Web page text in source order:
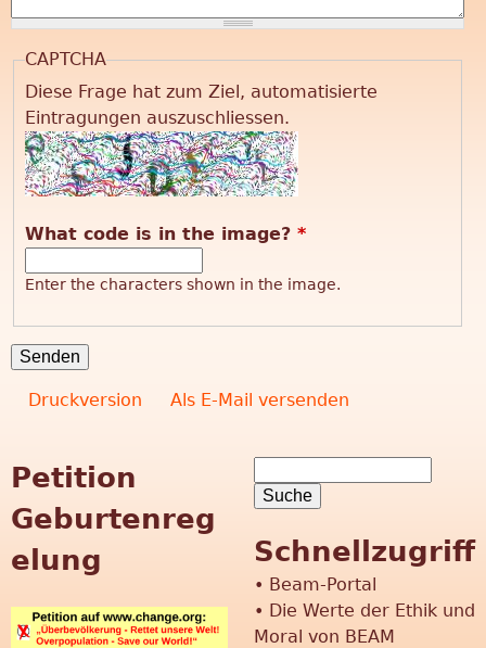
V
e
r
ä
n
d
e
n
g
"
CAPTCHA
Diese Frage hat zum Ziel, automatisierte
Eintragungen auszuschliessen.
What code is in the image? *
Enter the characters shown in the image.
Druckversion Als E-Mail versenden
Petition
Geburtenreg
elung
S
u
c
h
u
h
Schnellzugriff
• Beam-Portal
• Die Werte der Ethik und
Moral von BEAM